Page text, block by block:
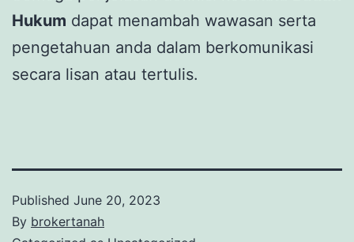
Hukum dapat menambah wawasan serta
pengetahuan anda dalam berkomunikasi
secara lisan atau tertulis.
Published June 20, 2023
By brokertanah